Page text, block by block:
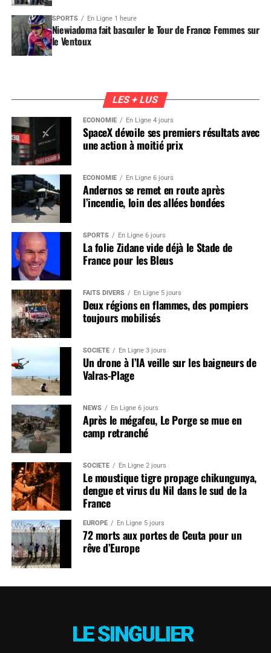
SPORTS En Ligne 1 heure
Niewiadoma fait basculer le Tour de France Femmes sur
le Ventoux
LES + LUS
ÉCONOMIE En Ligne 4 jours
SpaceX dévoile ses premiers résultats avec
une action à moitié prix
ÉCONOMIE En Ligne 6 jours
Andernos se remet en route après
l’incendie, loin des allées bondées
SPORTS En Ligne 6 jours
La folie Zidane vide déjà le Stade de
France pour les Bleus
FAITS DIVERS En Ligne 5 jours
Deux régions en flammes, des pompiers
toujours mobilisés
SOCIÉTÉ En Ligne 3 jours
Un drone à l’IA veille sur les baigneurs de
Valras-Plage
NEWS En Ligne 6 jours
Après le mégafeu, Le Porge se mue en
camp retranché
SOCIÉTÉ En Ligne 2 jours
Le moustique tigre propage chikungunya,
dengue et virus du Nil dans le sud de la
France
EUROPE En Ligne 5 jours
72 morts aux portes de Ceuta pour un
rêve d’Europe